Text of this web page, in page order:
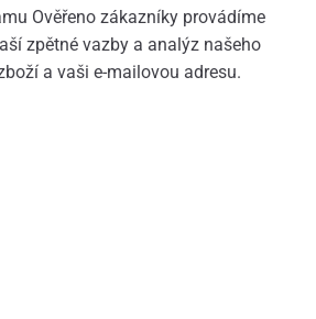
Ověřeno zákazníky provádíme
zpětné vazby a analýz našeho
a vaši e-mailovou adresu.